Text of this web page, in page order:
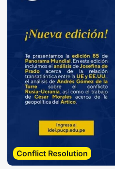
Conflict Resolution